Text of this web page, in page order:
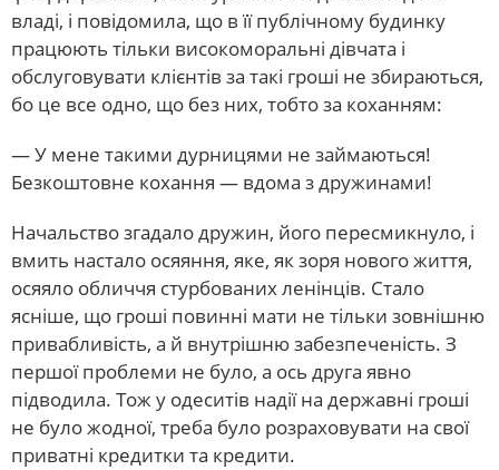
владі, і повідомила, що в її публічному будинку
працюють тільки високоморальні дівчата і
обслуговувати клієнтів за такі гроші не збираються,
бо це все одно, що без них, тобто за коханням:
— У мене такими дурницями не займаються!
Безкоштовне кохання — вдома з дружинами!
Начальство згадало дружин, його пересмикнуло, і
вмить настало осяяння, яке, як зоря нового життя,
осяяло обличчя стурбованих ленінців. Стало
ясніше, що гроші повинні мати не тільки зовнішню
привабливість, а й внутрішню забезпеченість. З
першої проблеми не було, а ось друга явно
підводила. Тож у одеситів надії на державні гроші
не було жодної, треба було розраховувати на свої
приватні кредитки та кредити.